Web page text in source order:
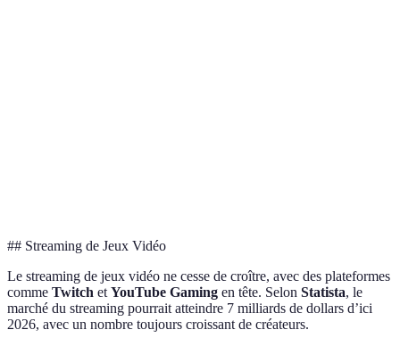
## Streaming de Jeux Vidéo
Le streaming de jeux vidéo ne cesse de croître, avec des plateformes
comme Twitch et YouTube Gaming en tête. Selon Statista, le
marché du streaming pourrait atteindre 7 milliards de dollars d’ici
2026, avec un nombre toujours croissant de créateurs.